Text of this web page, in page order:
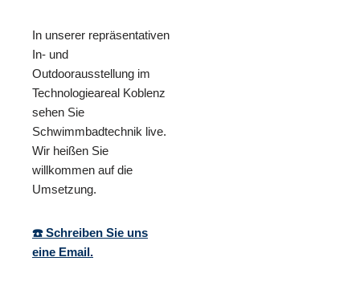
In unserer repräsentativen
In- und
Outdoorausstellung im
Technologieareal Koblenz
sehen Sie
Schwimmbadtechnik live.
Wir heißen Sie
willkommen auf die
Umsetzung.
☎️ Schreiben Sie uns
eine Email.